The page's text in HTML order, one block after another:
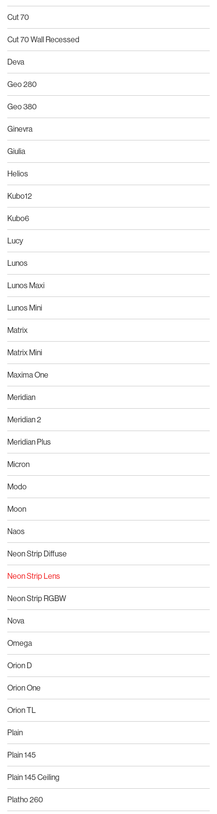
Cut 70
Cut 70 Wall Recessed
Deva
Geo 280
Geo 380
Ginevra
Giulia
Helios
Kubo12
Kubo6
Lucy
Lunos
Lunos Maxi
Lunos Mini
Matrix
Matrix Mini
Maxima One
Meridian
Meridian 2
Meridian Plus
Micron
Modo
Moon
Naos
Neon Strip Diffuse
Neon Strip Lens
Neon Strip RGBW
Nova
Omega
Orion D
Orion One
Orion TL
Plain
Plain 145
Plain 145 Ceiling
Platho 260